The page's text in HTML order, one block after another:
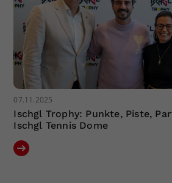
07.11.2025
Ischgl Trophy: Punkte, Piste,
Ischgl Tennis Dome